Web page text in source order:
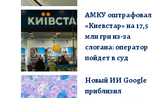
АМКУ оштрафовал
«Киевстар» на 17,5
млн грн из-за
слогана: оператор
пойдет в суд
Новый ИИ Google
приблизил